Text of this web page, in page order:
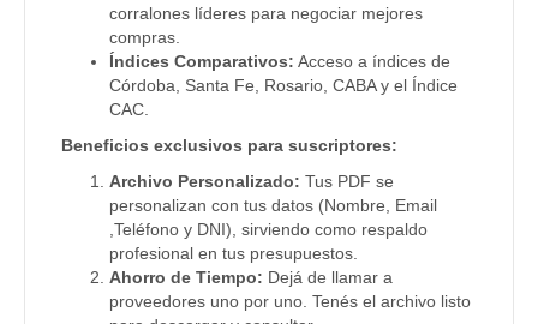
corralones líderes para negociar mejores
compras.
Índices Comparativos: Acceso a índices de
Córdoba, Santa Fe, Rosario, CABA y el Índice
CAC.
Beneficios exclusivos para suscriptores:
Archivo Personalizado: Tus PDF se
personalizan con tus datos (Nombre, Email
,Teléfono y DNI), sirviendo como respaldo
profesional en tus presupuestos.
Ahorro de Tiempo: Dejá de llamar a
proveedores uno por uno. Tenés el archivo listo